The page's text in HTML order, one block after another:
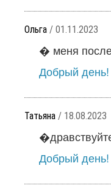
Ольга / 01.11.2023
� меня
Добрый
Татьяна / 18.08.2023
Добрый день!